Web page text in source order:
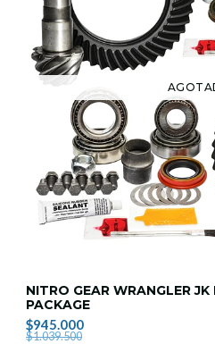
NITRO GEAR WRANGLER JK
PACKAGE
$945.000
$1.039.500